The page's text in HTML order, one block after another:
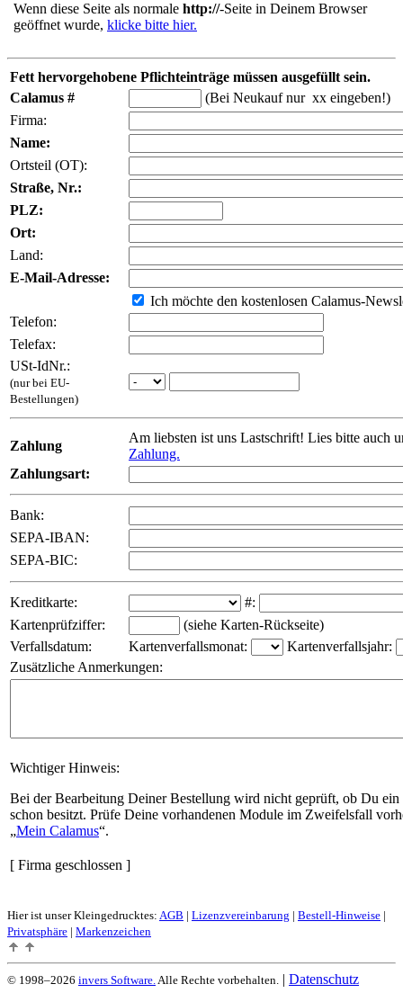
Wenn diese Seite als normale http://-Seite in Deinem Browser
geöffnet wurde, klicke bitte hier.
Fett hervorgehobene Pflichteinträge müssen ausgefüllt sein.
Calamus #
(Bei Neukauf nur xx eingeben!)
Firma:
Name:
Ortsteil (OT):
Straße, Nr.:
PLZ:
Ort:
Land:
E-Mail-Adresse:
Ich möchte den kostenlosen Calamus-
Telefon:
Telefax:
USt-IdNr.:
(nur bei EU-
Bestellungen)
Zahlung
Am liebsten ist uns Lastschrift! Lies bitte auch
Zahlung.
Zahlungsart:
Bank:
SEPA-IBAN:
SEPA-BIC:
Kreditkarte:
#:
Kartenprüfziffer:
(siehe Karten-Rückseite)
Verfallsdatum:
Kartenverfallsmonat:
Kartenverfallsjahr:
Zusätzliche Anmerkungen:
Wichtiger Hinweis:
Bei der Bearbeitung Deiner Bestellung wird nicht geprüft, ob Du ein
schon besitzt. Prüfe Deine vorhandenen Module im Zweifelsfall
Mein Calamus .
[ Firma geschlossen ]
Hier ist unser Kleingedrucktes: AGB | Lizenzvereinbarung | Bestell-Hinweise |
Privatsphäre | Markenzeichen
© 1998–2026 invers Software. Alle Rechte vorbehalten. | Datenschutz